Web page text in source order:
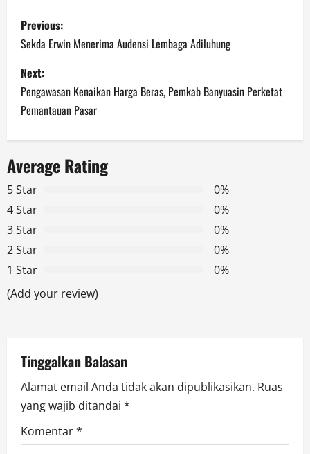
P
o
s
t
n
a
v
i
g
a
o
n
Previous:
Sekda Erwin Menerima Audensi Lembaga Adiluhung
Next:
Pengawasan Kenaikan Harga Beras, Pemkab Banyuasin Perketat
Pemantauan Pasar
Average Rating
5 Star
0%
4 Star
0%
3 Star
0%
2 Star
0%
1 Star
0%
(Add your review)
Tinggalkan Balasan
Alamat email Anda tidak akan dipublikasikan. Ruas
yang wajib ditandai *
Komentar*